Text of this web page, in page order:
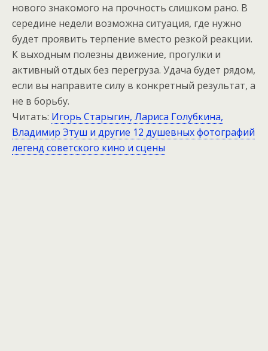
нового знакомого на прочность слишком рано. В
середине недели возможна ситуация, где нужно
будет проявить терпение вместо резкой реакции.
К выходным полезны движение, прогулки и
активный отдых без перегруза. Удача будет рядом,
если вы направите силу в конкретный результат, а
не в борьбу.
Читать: Игорь Старыгин, Лариса Голубкина,
Владимир Этуш и другие 12 душевных фотографий
легенд советского кино и сцены